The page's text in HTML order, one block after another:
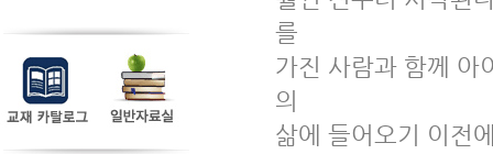
를
가진 사람과 함께 아
의
삶에 들어오기 이전